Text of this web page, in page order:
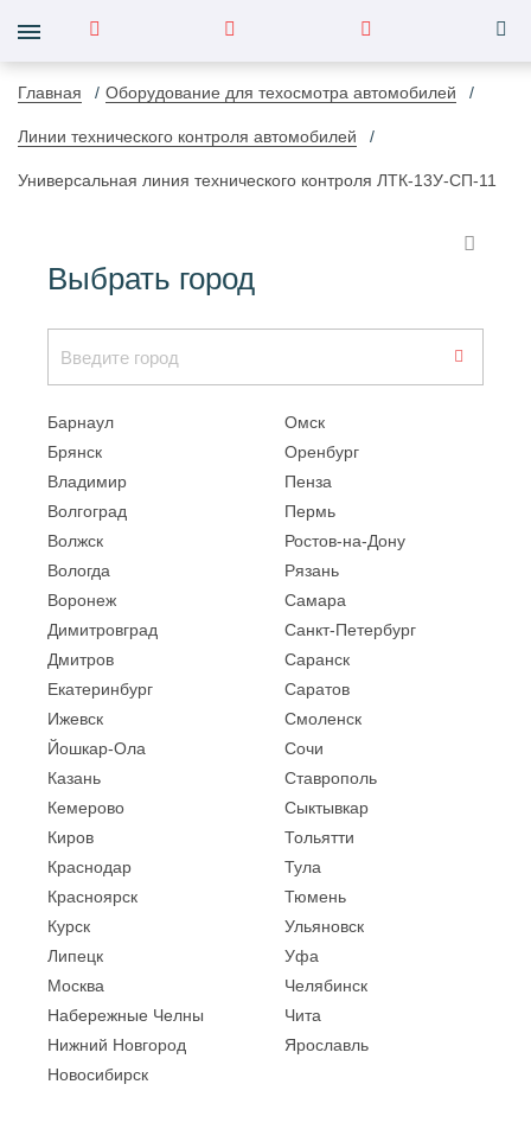
Главная Оборудование для техосмотра автомобилей
Линии технического контроля автомобилей
Универсальная линия технического контроля ЛТК-13У-СП-11
Выбрать город
Барнаул
Брянск
Владимир
Волгоград
Волжск
Вологда
Воронеж
Димитровград
Дмитров
Екатеринбург
Ижевск
Йошкар-Ола
Казань
Кемерово
Киров
Краснодар
Красноярск
Курск
Липецк
Москва
Набережные Челны
Нижний Новгород
Новосибирск
Омск
Оренбург
Пенза
Пермь
Ростов-на-Дону
Рязань
Самара
Санкт-Петербург
Саранск
Саратов
Смоленск
Сочи
Ставрополь
Сыктывкар
Тольятти
Тула
Тюмень
Ульяновск
Уфа
Челябинск
Чита
Ярославль